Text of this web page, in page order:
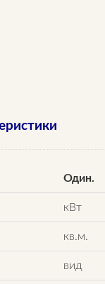
Один.
кВт
кв.м.
вид